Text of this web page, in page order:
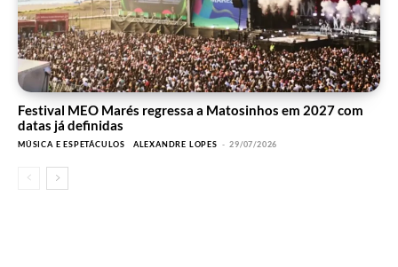
Festival MEO Marés regressa a Matosinhos em 2027 com
datas já definidas
MÚSICA E ESPETÁCULOS ALEXANDRE LOPES - 29/07/2026